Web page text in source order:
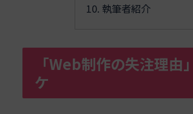
執筆者紹介
「Web制作の失注理
ケ